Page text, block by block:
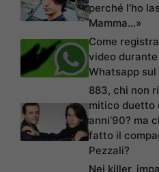
perché l’ho
Mamma…»
Come
video
Whatsapp
883, chi non
mitico duetto
anni’90? ma
fatto il
Pezzali?
Nei killer,